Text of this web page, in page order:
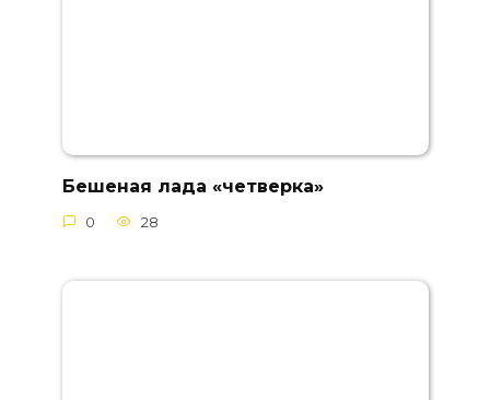
Бешеная лада «четверка»
0 28